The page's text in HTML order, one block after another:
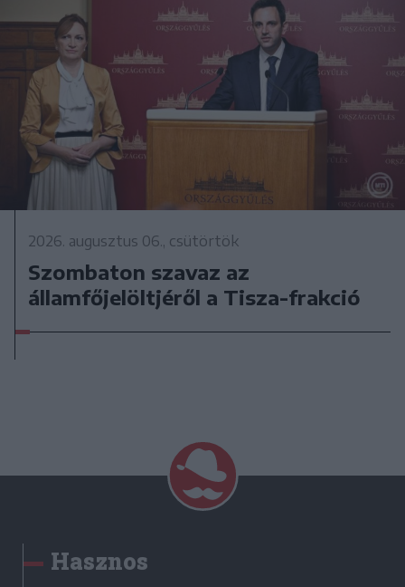
2026. augusztus 06., csütörtök
Szombaton szavaz az
államfőjelöltjéről a Tisza-frakció
Hasznos